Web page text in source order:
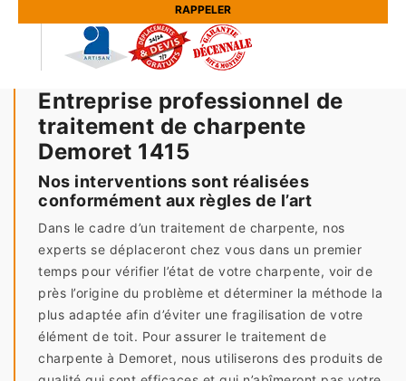
Entreprise professionnel de
traitement de charpente
Demoret 1415
Nos interventions sont réalisées
conformément aux règles de l’art
Dans le cadre d’un traitement de charpente, nos
experts se déplaceront chez vous dans un premier
temps pour vérifier l’état de votre charpente, voir de
près l’origine du problème et déterminer la méthode la
plus adaptée afin d’éviter une fragilisation de votre
élément de toit. Pour assurer le traitement de
charpente à Demoret, nous utiliserons des produits de